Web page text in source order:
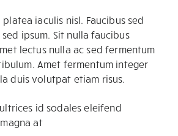
iaculis nisl. Faucibus sed
ipsum. Sit nulla faucibus
lectus nulla ac sed fermentum
Amet fermentum integer
duis volutpat etiam risus.
id sodales eleifend
at